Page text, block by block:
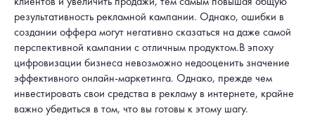
результативность рекламной кампании. Однако, ошибки в
создании оффера могут негативно сказаться на даже самой
перспективной кампании с отличным продуктом.В эпоху
цифровизации бизнеса невозможно недооценить значение
эффективного онлайн-маркетинга. Однако, прежде чем
инвестировать свои средства в рекламу в интернете, крайне
важно убедиться в том, что вы готовы к этому шагу.